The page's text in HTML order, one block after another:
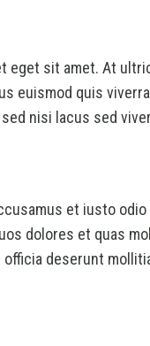
eget sit amet. At
euismod quis
nisi lacus sed
et iusto
dolores et quas
deserunt